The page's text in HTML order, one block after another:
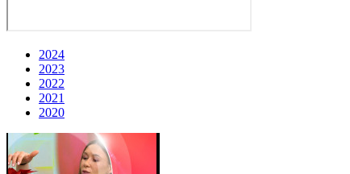
2024
2023
2022
2021
2020